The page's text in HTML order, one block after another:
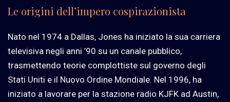
Le origini dell’impero cospirazionista
Nato nel 1974 a Dallas, Jones ha iniziato la sua carriera
televisiva negli anni ’90 su un canale pubblico,
trasmettendo teorie complottiste sul governo degli
Stati Uniti e il Nuovo Ordine Mondiale. Nel 1996, ha
iniziato a lavorare per la stazione radio KJFK ad Austin,